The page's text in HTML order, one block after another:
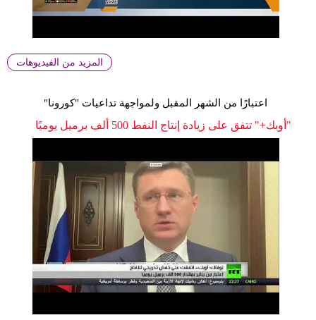
المزيد من الفيديوهات
اعتبارًا من الشهر المقبل ولمواجهة تداعيات "كورونا"
"أوبك+" تتفق على زيادة إنتاج النفط 500 ألف برميل يوميًا